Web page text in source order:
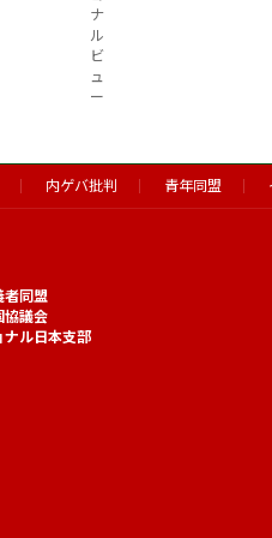
ナ
ル
ビ
ュ
ー
内ゲバ批判 青年同盟
者同盟
協議会
ナル日本支部